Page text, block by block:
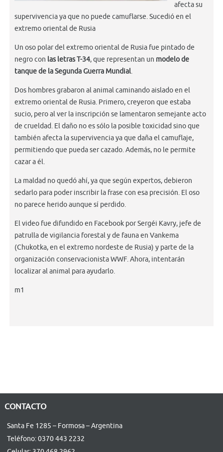
afecta su
supervivencia ya que no puede camuflarse. Sucedió en el
extremo oriental de Rusia
Un oso polar del extremo oriental de Rusia fue pintado de
negro con las letras T-34, que representan un modelo de
tanque de la Segunda Guerra Mundial.
Dos hombres grabaron al animal caminando aislado en el
extremo oriental de Rusia. Primero, creyeron que estaba
sucio, pero al ver la inscripción se lamentaron semejante acto
de crueldad. El daño no es sólo la posible toxicidad sino que
también afecta la supervivencia ya que daña el camuflaje,
permitiendo que pueda ser cazado. Además, no le permite
cazar a él.
La maldad no quedó ahí, ya que según expertos, debieron
sedarlo para poder inscribir la frase con esa precisión. El oso
no parece herido aunque sí perdido.
El video fue difundido en Facebook por Sergéi Kavry, jefe de
patrulla de vigilancia forestal y de fauna en Vankema
(Chukotka, en el extremo nordeste de Rusia) y parte de la
organización conservacionista WWF. Ahora, intentarán
localizar al animal para ayudarlo.
m1
CONTACTO
Santa Fe 1285 – Formosa – Argentina
Teléfono: 0370 443 2232